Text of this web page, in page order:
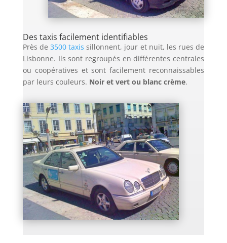
Des taxis facilement identifiables
Près de3500 taxis sillonnent, jour et nuit, les rues de
Lisbonne. Ils sont regroupés en différentes centrales
ou coopératives et sont facilement reconnaissables
par leurs couleurs. Noir et vert ou blanc crème.